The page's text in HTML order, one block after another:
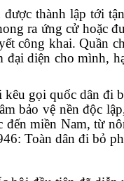
thành lập tới
ra ứng cử hoặc
công khai. Quần
diện cho mình,
gọi quốc dân đi
bảo vệ nền độc
miền Nam, từ
Toàn dân đi bỏ